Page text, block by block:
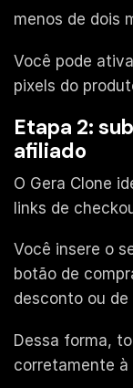
menos de dois
Você pode
pixels do
Etapa 2:
afiliado
O Gera Clone
links de
Você insere o
botão de
desconto ou de
Dessa forma,
corretamente à